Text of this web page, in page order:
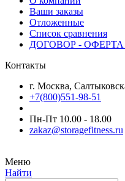
Ваши заказы
Отложенные
Список сравнения
ДОГОВОР - ОФЕРТА
Контакты
г. Москва,
+7(800)551-98-51
Пн-Пт 10.00 - 18.00
zakaz@storagefitness.ru
Меню
Найти